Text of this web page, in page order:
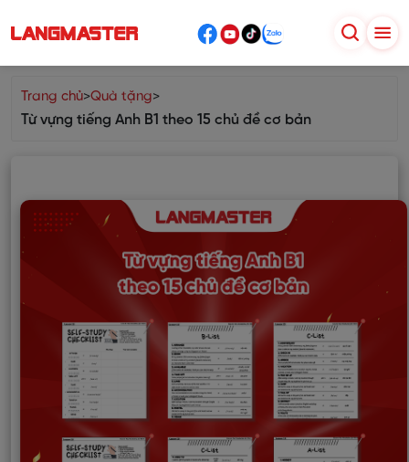
Trang chủ>Quà tặng>
Từ vựng tiếng Anh B1 theo 15 chủ đề cơ bản